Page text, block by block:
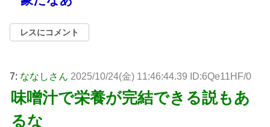
レスにコメント
7: ななしさん 2025/10/24(金) 11:46:44.39 ID:6Qe11HF/0
味噌汁で栄養が完結できる説もあ
るな